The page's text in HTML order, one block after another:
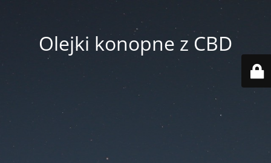
Olejki konopne z CBD